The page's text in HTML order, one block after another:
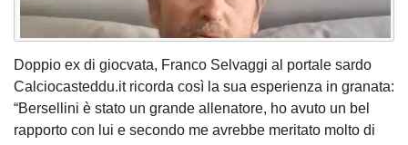
Doppio ex di giocvata, Franco Selvaggi al portale sardo
Calciocasteddu.it ricorda così la sua esperienza in granata:
“Bersellini è stato un grande allenatore, ho avuto un bel
rapporto con lui e secondo me avrebbe meritato molto di